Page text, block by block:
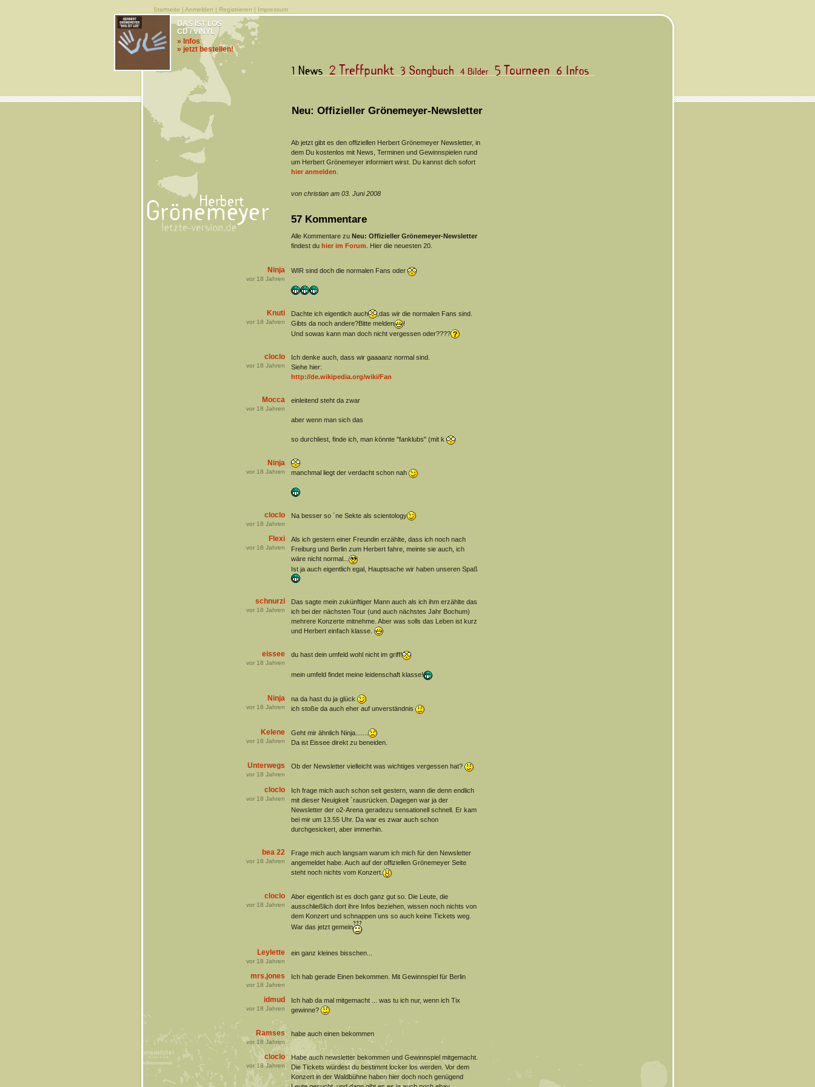
Startseite | Anmelden | Registrieren | Impressum
Neu: Offizieller Grönemeyer-Newsletter
DAS IST LOS
CD / VINYL
» Infos
» jetzt bestellen!
Ab jetzt gibt es den offiziellen Herbert Grönemeyer Newsletter, in
dem Du kostenlos mit News, Terminen und Gewinnspielen rund
um Herbert Grönemeyer informiert wirst. Du kannst dich sofort
hier anmelden
von christian am 03. Juni 2008
57 Kommentare
Alle Kommentare zu Neu: Offizieller Grönemeyer-Newsletter
findest du hier im Forum . Hier die neuesten 20.
Ninja
vor 18 Jahren
WIR sind doch die normalen Fans oder
Knuti
vor 18 Jahren
Dachte ich eigentlich auch
,das wir die normalen Fans sind.
Gibts da noch andere?Bitte melden
!
Und sowas kann man doch nicht vergessen oder????
cloclo
vor 18 Jahren
Ich denke auch, dass wir gaaaanz normal sind.
Siehe hier:
http://de.wikipedia.org/wiki/Fan
Mocca
vor 18 Jahren
einleitend steht da zwar
aber wenn man sich das
so durchliest, finde ich, man könnte "fanklubs" (mit k
Ninja
vor 18 Jahren manchmal liegt der verdacht schon nah
cloclo
vor 18 Jahren
Na besser so ´ne Sekte als scientology
Flexi
vor 18 Jahren
Als ich gestern einer Freundin erzählte, dass ich noch nach
Freiburg und Berlin zum Herbert fahre, meinte sie auch, ich
wäre nicht normal...
Ist ja auch eigentlich egal, Hauptsache wir haben unseren Spaß
schnurzi
vor 18 Jahren
Das sagte mein zukünftiger Mann auch als ich ihm erzählte das
ich bei der nächsten Tour (und auch nächstes Jahr Bochum)
mehrere Konzerte mitnehme. Aber was solls das Leben ist kurz
und Herbert einfach klasse.
eissee
vor 18 Jahren
du hast dein umfeld wohl nicht im griff!
mein umfeld findet meine leidenschaft klasse!
Ninja
vor 18 Jahren
na da hast du ja glück
ich stoße da auch eher auf unverständnis
Kelene
vor 18 Jahren
Geht mir ähnlich Ninja.......
Da ist Eissee direkt zu beneiden.
Unterwegs
vor 18 Jahren
Ob der Newsletter vielleicht was wichtiges vergessen hat?
cloclo
vor 18 Jahren
Ich frage mich auch schon seit gestern, wann die denn endlich
mit dieser Neuigkeit ´rausrücken. Dagegen war ja der
Newsletter der o2-Arena geradezu sensationell schnell. Er kam
bei mir um 13.55 Uhr. Da war es zwar auch schon
durchgesickert, aber immerhin.
bea 22
vor 18 Jahren
Frage mich auch langsam warum ich mich für den Newsletter
angemeldet habe. Auch auf der offiziellen Grönemeyer Seite
steht noch nichts vom Konzert.
cloclo
vor 18 Jahren
Aber eigentlich ist es doch ganz gut so. Die Leute, die
ausschließlich dort ihre Infos beziehen, wissen noch nichts von
dem Konzert und schnappen uns so auch keine Tickets weg.
War das jetzt gemein
Leylette
vor 18 Jahren
ein ganz kleines bisschen...
mrs.jones
vor 18 Jahren
Ich hab gerade Einen bekommen. Mit Gewinnspiel für Berlin
idmud
vor 18 Jahren
Ich hab da mal mitgemacht ... was tu ich nur, wenn ich Tix
gewinne?
Ramses
vor18Jahren
habe auch einen bekommen
cloclo
vor 18Jahren
Habe auch newsletter bekommen und Gewinnspiel mitgemacht.
Die Tickets würdest du bestimmt locker los werden. Vor dem
Konzert in der Waldbühne haben hier doch noch genügend